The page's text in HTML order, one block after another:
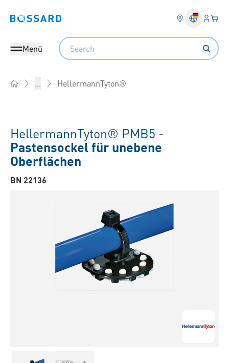
Bossard homepage Ihr
Menü
Search
... HellermannTyton®
HellermannTyton® PMB5 -
Pastensockel für unebene
Oberflächen
BN 22136